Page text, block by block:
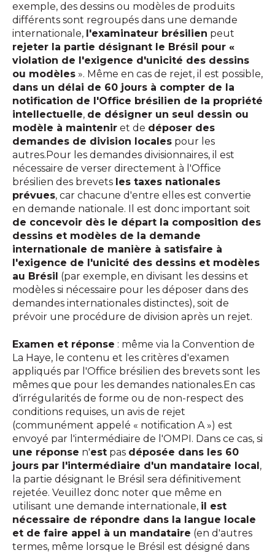
exemple, des dessins ou modèles de produits
différents sont regroupés dans une demande
internationale, l'examinateur brésilien peut
rejeter la partie désignant le Brésil pour «
violation de l'exigence d'unicité des dessins
ou modèles ». Même en cas de rejet, il est possible,
dans un délai de 60 jours à compter de la
notification de l'Office brésilien de la propriété
intellectuelle, de désigner un seul dessin ou
modèle à maintenir et de déposer des
demandes de division locales pour les
autres.Pour les demandes divisionnaires, il est
nécessaire de verser directement à l'Office
brésilien des brevets les taxes nationales
prévues, car chacune d'entre elles est convertie
en demande nationale. Il est donc important soit
de concevoir dès le départ la composition des
dessins et modèles de la demande
internationale de manière à satisfaire à
l'exigence de l'unicité des dessins et modèles
au Brésil (par exemple, en divisant les dessins et
modèles si nécessaire pour les déposer dans des
demandes internationales distinctes), soit de
prévoir une procédure de division après un rejet.
Examen et réponse : même via la Convention de
La Haye, le contenu et les critères d'examen
appliqués par l'Office brésilien des brevets sont les
mêmes que pour les demandes nationales.En cas
d'irrégularités de forme ou de non-respect des
conditions requises, un avis de rejet
(communément appelé « notification A ») est
envoyé par l'intermédiaire de l'OMPI. Dans ce cas, si
une réponse n'est pas déposée dans les 60
jours par l'intermédiaire d'un mandataire local,
la partie désignant le Brésil sera définitivement
rejetée. Veuillez donc noter que même en
utilisant une demande internationale, il est
nécessaire de répondre dans la langue locale
et de faire appel à un mandataire (en d'autres
termes, même lorsque le Brésil est désigné dans